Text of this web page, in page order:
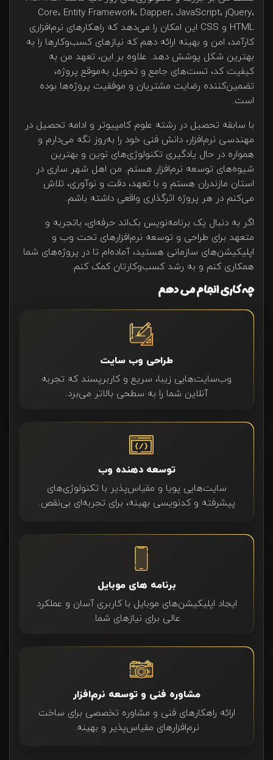
Core، Entity Framework، Dapper، JavaScript، jQuery،
HTML و CSS این امکان را می‌دهد که راهکارهای نرم‌افزاری
کارآمد، امن و بهینه ارائه دهم که نیازهای کسب‌وکارها را به
بهترین شکل پوشش دهد. علاوه بر این، تعهد من به
کیفیت کد، تست‌های جامع و تحویل به‌موقع پروژه،
تضمین‌کننده رضایت مشتریان و موفقیت پروژه‌ها بوده
است.
با سابقه تحصیل در رشته علوم کامپیوتر و ادامه تحصیل در
مهندسی نرم‌افزار، دانش فنی خود را به‌روز نگه می‌دارم و
همواره در حال یادگیری تکنولوژی‌های نوین و بهترین
شیوه‌های توسعه نرم‌افزار هستم. من اهل شهر ساری در
استان مازندران هستم و با تعهد، دقت و نوآوری، تلاش
می‌کنم در هر پروژه اثرگذاری واقعی داشته باشم.
اگر به دنبال یک برنامه‌نویس بک‌اند حرفه‌ای، باتجربه و
متعهد برای طراحی و توسعه نرم‌افزارهای تحت وب و
اپلیکیشن‌های سازمانی هستید، آماده‌ام تا در پروژه‌های شما
همکاری کنم و به رشد کسب‌وکارتان کمک کنم.
چه کاری انجام می دهم
طراحی وب سایت
وب‌سایت‌هایی زیبا، سریع و کاربرپسند که تجربه
آنلاین شما را به سطحی بالاتر می‌برد.
توسعه دهنده وب
سایت‌هایی پویا و مقیاس‌پذیر با تکنولوژی‌های
پیشرفته و کدنویسی بهینه، برای تجربه‌ای بی‌نقص.
برنامه های موبایل
ایجاد اپلیکیشن‌های موبایل با کاربری آسان و عملکرد
عالی برای نیازهای شما.
مشاوره فنی و توسعه نرم‌افزار
ارائه راهکارهای فنی و مشاوره تخصصی برای ساخت
نرم‌افزارهای مقیاس‌پذیر و بهینه.